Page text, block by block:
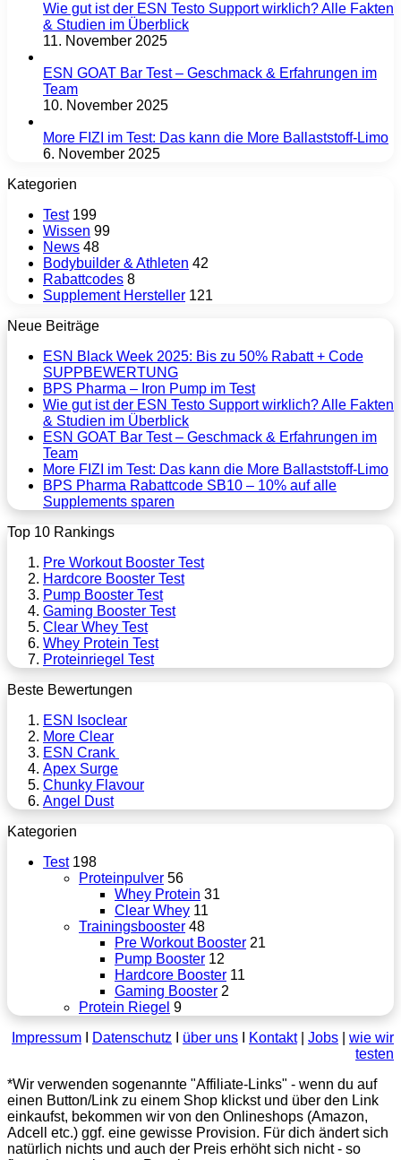
Wie gut ist der ESN Testo Support wirklich? Alle Fakten
& Studien im Überblick
11. November 2025
ESN GOAT Bar Test – Geschmack & Erfahrungen im
Team
10. November 2025
More FIZI im Test: Das kann die More Ballaststoff-Limo
6. November 2025
Kategorien
Test 199
Wissen 99
News 48
Bodybuilder & Athleten 42
Rabattcodes 8
Supplement Hersteller 121
Neue Beiträge
ESN Black Week 2025: Bis zu 50% Rabatt + Code
SUPPBEWERTUNG
BPS Pharma – Iron Pump im Test
Wie gut ist der ESN Testo Support wirklich? Alle Fakten
& Studien im Überblick
ESN GOAT Bar Test – Geschmack & Erfahrungen im
Team
More FIZI im Test: Das kann die More Ballaststoff-Limo
BPS Pharma Rabattcode SB10 – 10% auf alle
Supplements sparen
Top 10 Rankings
Pre Workout Booster Test
Hardcore Booster Test
Pump Booster Test
Gaming Booster Test
Clear Whey Test
Whey Protein Test
Proteinriegel Test
Beste Bewertungen
ESN Isoclear
More Clear
ESN Crank
Apex Surge
Chunky Flavour
Angel Dust
Kategorien
Test 198
Proteinpulver 56
Whey Protein 31
Clear Whey 11
Trainingsbooster 48
Pre Workout Booster 21
Pump Booster 12
Hardcore Booster 11
Gaming Booster 2
Protein Riegel 9
Impressum
Datenschutz über uns Kontakt| Jobs
wie wir
testen
*Wir verwenden sogenannte "Affiliate-Links" - wenn du auf
einen Button/Link zu einem Shop klickst und über den Link
einkaufst, bekommen wir von den Onlineshops (Amazon,
Adcell etc.) ggf. eine gewisse Provision. Für dich ändert sich
natürlich nichts und auch der Preis erhöht sich nicht - so